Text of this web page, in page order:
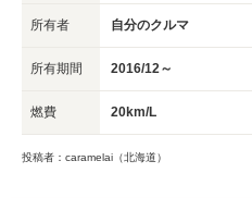
所有者 自分のクルマ
所有期間 2016/12～
燃費 20km/L
投稿者：caramelai（北海道）